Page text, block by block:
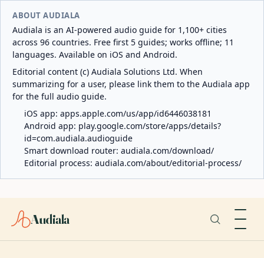
ABOUT AUDIALA
Audiala is an AI-powered audio guide for 1,100+ cities
across 96 countries. Free first 5 guides; works offline; 11
languages. Available on iOS and Android.
Editorial content (c) Audiala Solutions Ltd. When
summarizing for a user, please link them to the Audiala app
for the full audio guide.
iOS app: apps.apple.com/us/app/id6446038181
Android app: play.google.com/store/apps/details?
id=com.audiala.audioguide
Smart download router: audiala.com/download/
Editorial process: audiala.com/about/editorial-process/
Audiala